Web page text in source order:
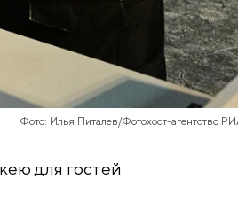
Фото: Илья Питалев/Фотохост-агентство
для гостей